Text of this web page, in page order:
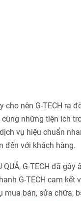
nên G-TECH ra
những tiện ích
vụ hiệu chuẩn
đến với khách hàng.
G-TECH đã gây
G-TECH cam kết
mua bán, sửa chữa,